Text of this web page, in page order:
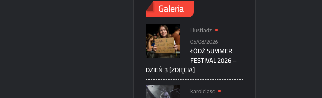
Galeria
Hustladz
05/08/2026
ŁÓDŹ SUMMER
FESTIVAL 2026 –
DZIEŃ 3 [ZDJĘCIA]
karolciasc